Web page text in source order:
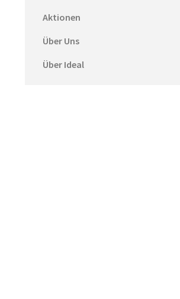
Aktionen
Über Uns
Über Ideal